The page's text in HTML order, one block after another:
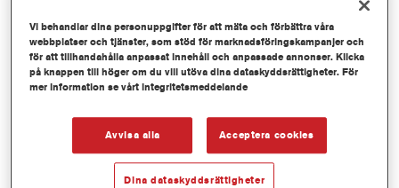
EV330 Imron® Fleet Line Industry
PUR Texturing Binder
Artikelnummer EV330 3.50 LI
Mer information
Vi behandlar dina personuppgifter för att mäta och förbättra våra
webbplatser och tjänster, som stöd för marknadsföringskampanjer och
för att tillhandahålla anpassat innehåll och anpassade annonser. Klicka
på knappen till höger om du vill utöva dina dataskyddsrättigheter. För
mer information se vårt integritetsmeddelande
Avvisa alla Acceptera cookies
Dina dataskyddsrättigheter